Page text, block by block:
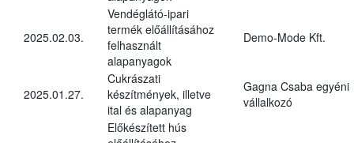
2025.02.03.
Vendéglátó-ipari
termék előállításához
felhasznált
alapanyagok
Demo-Mode Kft.
2025.01.27.
Cukrászati
készítmények, illetve
ital és alapanyag
Gagna Csaba egyéni
vállalkozó
Előkészített hús